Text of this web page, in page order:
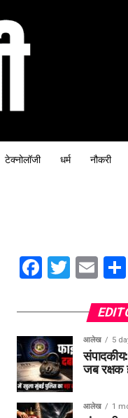
टेक्नोलॉजी धर्म नौकरी
Facebook
Twitter
आलेख 5
जब रक्षक
आलेख 1